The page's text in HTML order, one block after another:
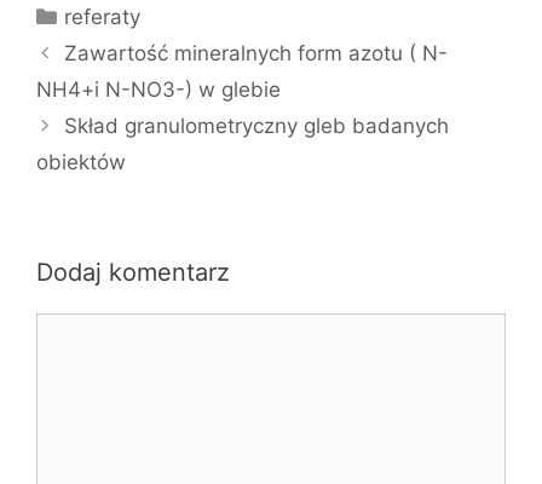
Kategorie
referaty
Zawartość mineralnych form azotu ( N-
NH4+i N-NO3-) w glebie
Skład granulometryczny gleb badanych
obiektów
Dodaj komentarz